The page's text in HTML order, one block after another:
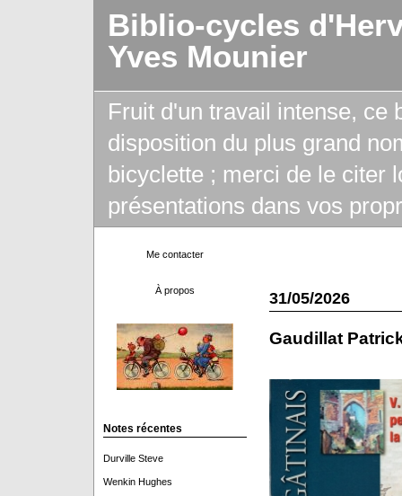
Biblio-cycles
Yves Mounier
Fruit d'un travail intense, ce
disposition du plus grand
bicyclette ; merci de le citer
présentations dans vos
Me contacter
À propos
Notes récentes
Durville Steve
Wenkin Hughes
31/05/2026
Gaudillat